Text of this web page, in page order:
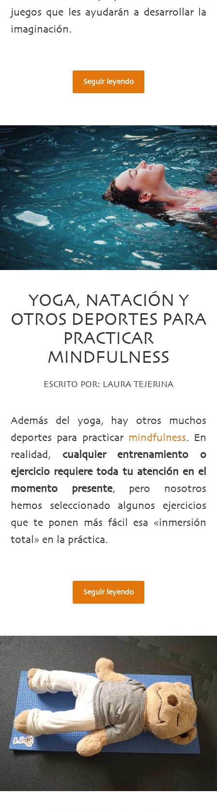
juegos que les ayudarán a desarrollar la
imaginación.
Seguir leyendo
YOGA, NATACIÓN Y
OTROS DEPORTES PARA
PRACTICAR
MINDFULNESS
ESCRITO POR: LAURA TEJERINA
Además del yoga, hay otros muchos
deportes para practicar mindfulness. En
realidad, cualquier entrenamiento o
ejercicio requiere toda tu atención en el
momento presente, pero nosotros
hemos seleccionado algunos ejercicios
que te ponen más fácil esa «inmersión
total» en la práctica.
Seguir leyendo